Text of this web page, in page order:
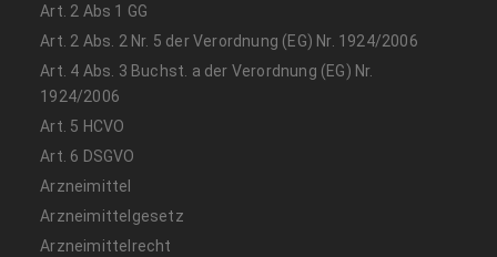
Art. 2 Abs 1 GG
Art. 2 Abs. 2 Nr. 5 der Verordnung (EG) Nr. 1924/2006
Art. 4 Abs. 3 Buchst. a der Verordnung (EG) Nr.
1924/2006
Art. 5 HCVO
Art. 6 DSGVO
Arzneimittel
Arzneimittelgesetz
Arzneimittelrecht